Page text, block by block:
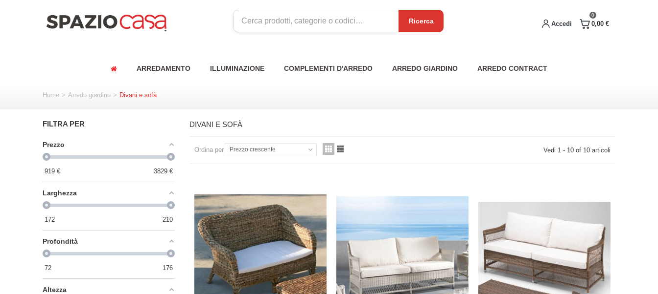
0
0,00 €
Accedi
Ricerca
ARREDAMENTO ILLUMINAZIONE COMPLEMENTI D'ARREDO ARREDO GIARDINO ARREDO CONTRACT
Home > Arredo giardino > Divani e sofà
FILTRA PER
Prezzo
919 € 3829 €
Larghezza
172 210
Profondità
72 176
Altezza
DIVANI E SOFÀ
Ordina per Prezzo crescente Vedi 1 - 10 of 10 articoli